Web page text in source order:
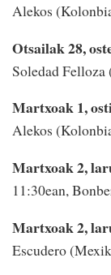
Alekos
Otsailak 28,
Soledad Felloza
Martxoak 1,
Alekos
Martxoak 2,
11:30ean,
Martxoak 2,
Escudero